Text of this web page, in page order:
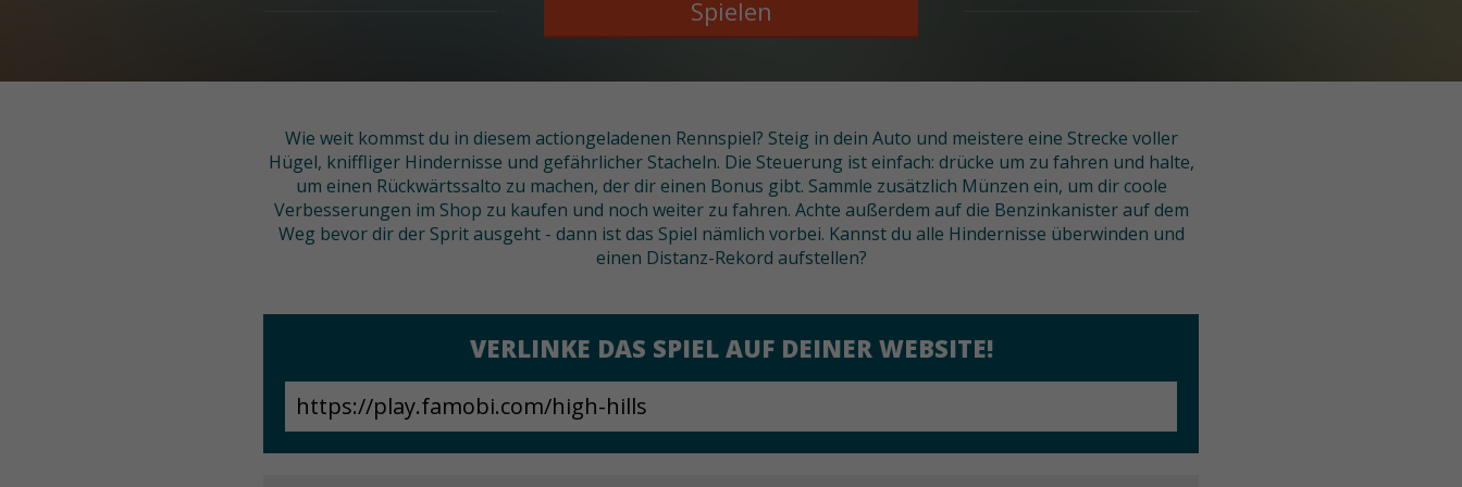
Spielen
Wie weit kommst du in diesem actiongeladenen Rennspiel? Steig in dein Auto und meistere eine Strecke voller
Hügel, kniffliger Hindernisse und gefährlicher Stacheln. Die Steuerung ist einfach: drücke um zu fahren und halte,
um einen Rückwärtssalto zu machen, der dir einen Bonus gibt. Sammle zusätzlich Münzen ein, um dir coole
Verbesserungen im Shop zu kaufen und noch weiter zu fahren. Achte außerdem auf die Benzinkanister auf dem
Weg bevor dir der Sprit ausgeht - dann ist das Spiel nämlich vorbei. Kannst du alle Hindernisse überwinden und
einen Distanz-Rekord aufstellen?
VERLINKE DAS SPIEL AUF DEINER WEBSITE!